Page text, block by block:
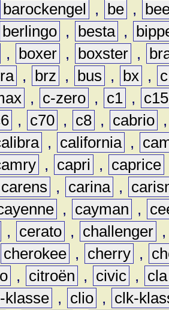
barockengel , be ,
berlingo , besta ,
, boxer , boxster ,
, brz , bus , bx ,
c
, c-zero , c1 ,
c15
, c70 , c8 , cabrio
, california ,
, capri , caprice
carens , carina ,
, cayman ,
, cerato , challenger
cherokee , cherry ,
, citroën , civic ,
cla
klasse , clio ,
clk-